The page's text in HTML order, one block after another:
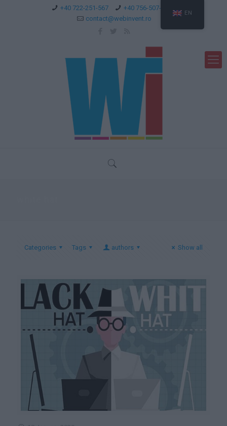
+40 722-251-567
+40 756-507-744
contact@webinvent.ro
Categories Tags authors Show all
EN